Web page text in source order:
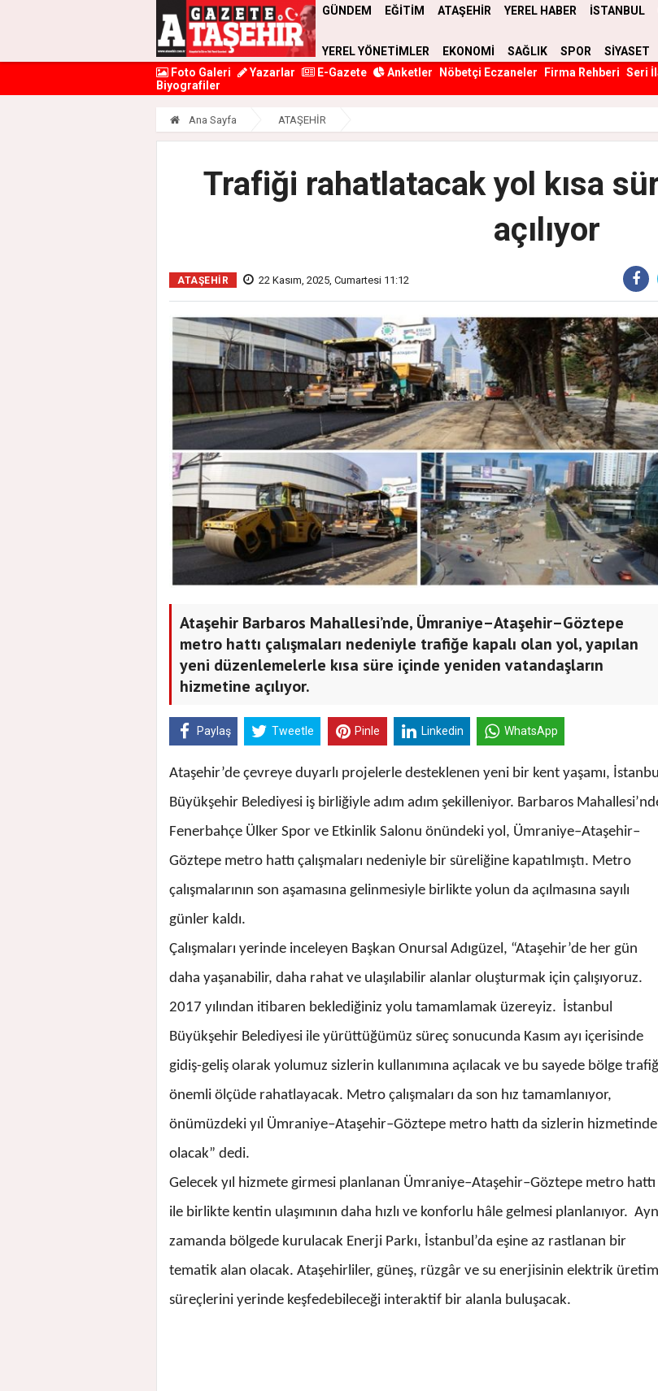
GÜNDEM EĞİTİM ATAŞEHİR YEREL HABER İSTANBUL
YEREL YÖNETİMLER EKONOMİ SAĞLIK SPOR
SİYASET
Foto Galeri
Yazarlar E-Gazete Anketler Nöbetçi Eczaneler Firma Rehberi Seri
Biyografiler
Ana Sayfa ATAŞEHİR
Trafiği rahatlatacak yol kısa
açılıyor
ATAŞEHİR 22 Kasım, 2025, Cumartesi 11:12
Ataşehir Barbaros Mahallesi’nde, Ümraniye–Ataşehir–Göztepe
metro hattı çalışmaları nedeniyle trafiğe kapalı olan yol, yapılan
yeni düzenlemelerle kısa süre içinde yeniden vatandaşların
hizmetine açılıyor.
Paylaş Tweetle Pinle Linkedin WhatsApp
Ataşehir’de çevreye duyarlı projelerle desteklenen yeni bir kent yaşamı, İstanbul
Büyükşehir Belediyesi iş birliğiyle adım adım şekilleniyor. Barbaros
Fenerbahçe Ülker Spor ve Etkinlik Salonu önündeki yol, Ümraniye–Ataşehir–
Göztepe metro hattı çalışmaları nedeniyle bir süreliğine kapatılmıştı. Metro
çalışmalarının son aşamasına gelinmesiyle birlikte yolun da açılmasına sayılı
günler kaldı.
Çalışmaları yerinde inceleyen Başkan Onursal Adıgüzel, “Ataşehir’de her gün
daha yaşanabilir, daha rahat ve ulaşılabilir alanlar oluşturmak için çalışıyoruz.
2017 yılından itibaren beklediğiniz yolu tamamlamak üzereyiz. İstanbul
Büyükşehir Belediyesi ile yürüttüğümüz süreç sonucunda Kasım ayı içerisinde
gidiş-geliş olarak yolumuz sizlerin kullanımına açılacak ve bu sayede bölge
önemli ölçüde rahatlayacak. Metro çalışmaları da son hız tamamlanıyor,
önümüzdeki yıl Ümraniye–Ataşehir–Göztepe metro hattı da sizlerin hizmetinde
olacak” dedi.
Gelecek yıl hizmete girmesi planlanan Ümraniye–Ataşehir–Göztepe metro hattı
ile birlikte kentin ulaşımının daha hızlı ve konforlu hâle gelmesi planlanıyor.
zamanda bölgede kurulacak Enerji Parkı, İstanbul’da eşine az rastlanan bir
tematik alan olacak. Ataşehirliler, güneş, rüzgâr ve su enerjisinin elektrik üretim
süreçlerini yerinde keşfedebileceği interaktif bir alanla buluşacak.